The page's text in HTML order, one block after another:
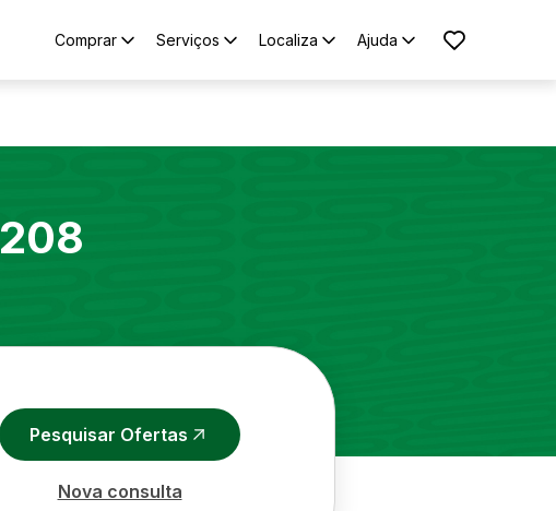
Comprar Serviços Localiza Ajuda
208
Pesquisar Ofertas
Nova consulta